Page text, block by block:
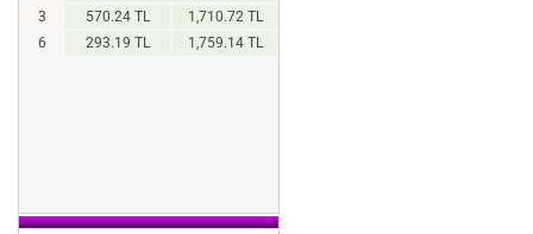
3
570.24 TL
1,710.72 TL
6
293.19 TL 1,759.14 TL